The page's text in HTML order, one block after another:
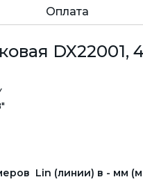
Оплата
DX22001,
Lin (линии) в - мм